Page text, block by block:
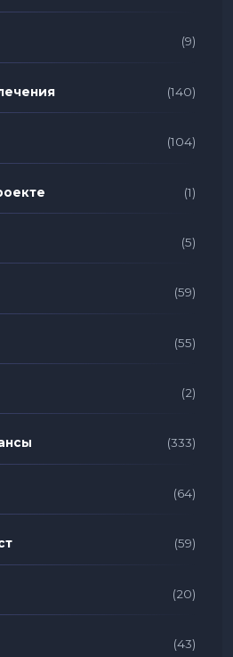
(9)
(140)
(104)
(1)
(5)
(59)
(55)
(2)
(333)
(64)
(59)
(20)
(43)